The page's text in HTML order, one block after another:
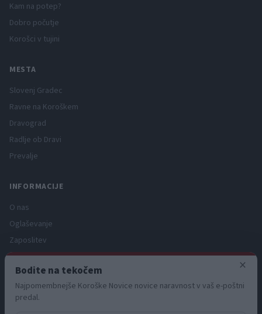
Kam na potep?
Dobro počutje
Korošci v tujini
MESTA
Slovenj Gradec
Ravne na Koroškem
Dravograd
Radlje ob Dravi
Prevalje
INFORMACIJE
O nas
Oglaševanje
Zaposlitev
Pravno obvestilo
Zasebnost in piškotki
Storitve
×
Bodite na tekočem
Najpomembnejše Koroške Novice novice naravnost v vaš e-poštni
predal.